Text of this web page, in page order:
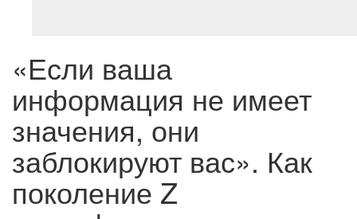
«Если ваша
информация не имеет
значения, они
заблокируют вас». Как
поколение Z